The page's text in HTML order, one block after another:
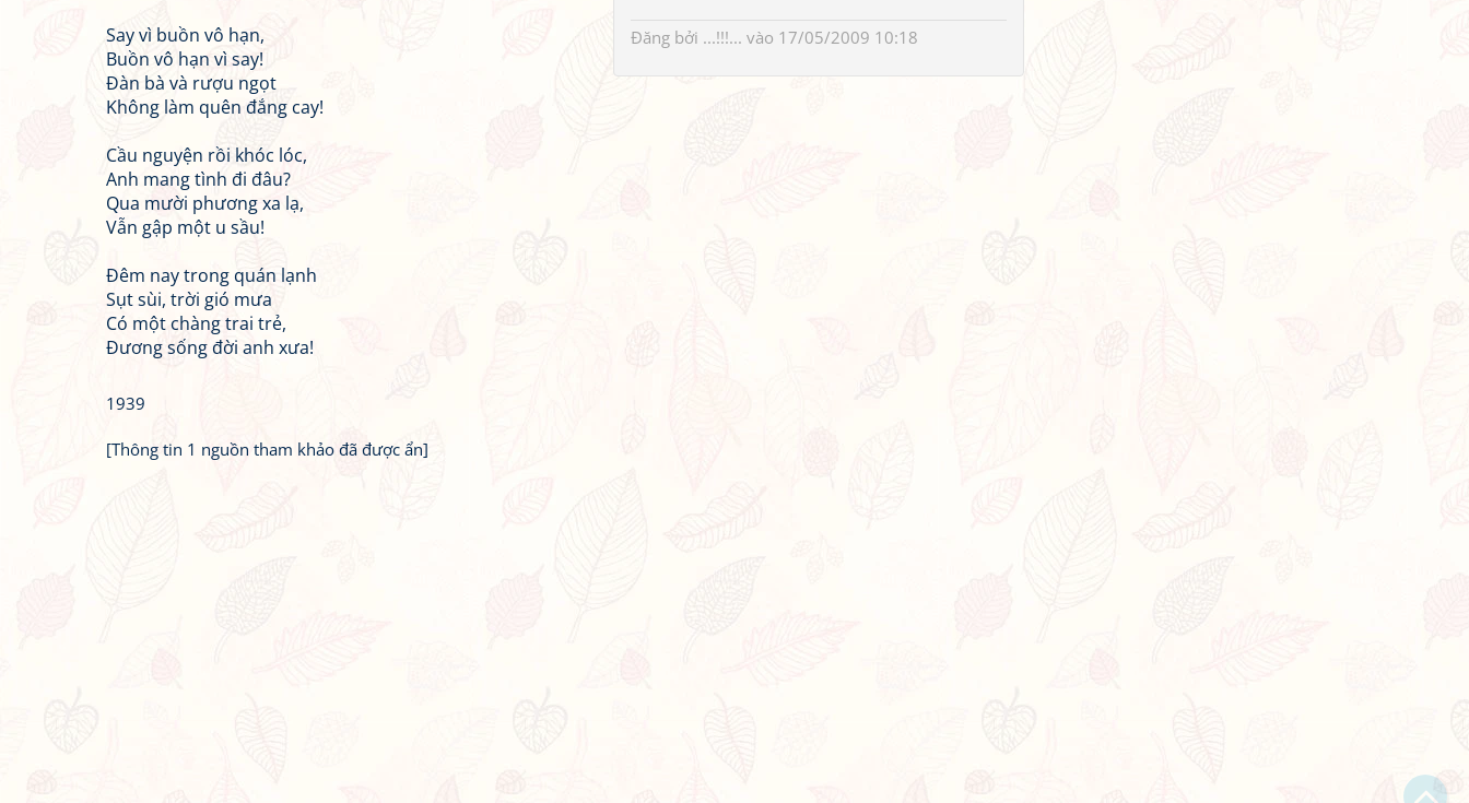
Đăng bởi ...!!!... vào 17/05/2009 10:18
Say vì buồn vô hạn,
Buồn vô hạn vì say!
Đàn bà và rượu ngọt
Không làm quên đắng cay!
Cầu nguyện rồi khóc lóc,
Anh mang tình đi đâu?
Qua mười phương xa lạ,
Vẫn gập một u sầu!
Đêm nay trong quán lạnh
Sụt sùi, trời gió mưa
Có một chàng trai trẻ,
Đương sống đời anh xưa!
1939
[Thông tin 1 nguồn tham khảo đã được ẩn]